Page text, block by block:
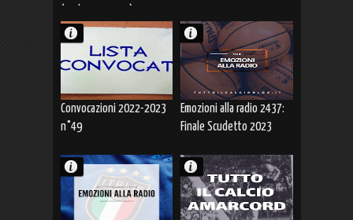
(25.06.2023)
Convocazioni 2022-2023
n°49
Emozioni alla radio 2437:
Finale Scudetto 2023
(23.06.2023)